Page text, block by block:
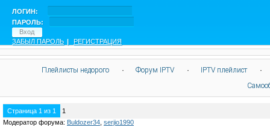
ЛОГИН:
ПАРОЛЬ:
ЗАБЫЛ ПАРОЛЬ | РЕГИСТРАЦИЯ
Плейлисты недорого · Форум IPTV · IPTV плейлист
·
Страница 1 из 1
1
Модератор форума: Buldozer34 serjio1990